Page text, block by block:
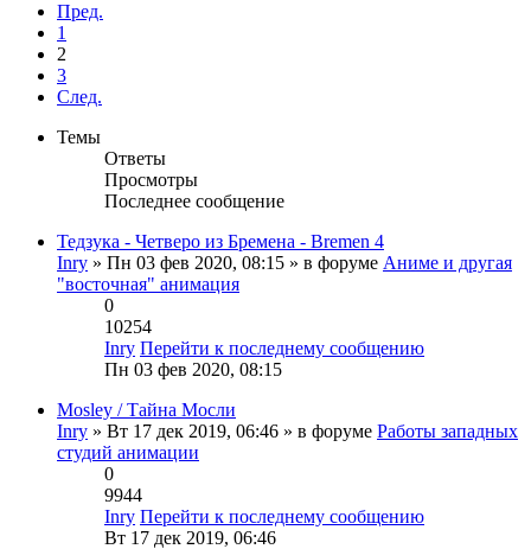
Пред.
1
2
3
След.
Темы
Ответы
Просмотры
Последнее сообщение
Тедзука - Четверо из Бремена - Bremen 4
Inry » Пн 03 фев 2020, 08:15 » в форуме Аниме и другая
"восточная" анимация
0
10254
Inry Перейти к последнему сообщению
Пн 03 фев 2020, 08:15
Mosley / Тайна Мосли
Inry » Вт 17 дек 2019, 06:46 » в форуме Работы западных
студий анимации
0
9944
Inry Перейти к последнему сообщению
Вт 17 дек 2019, 06:46